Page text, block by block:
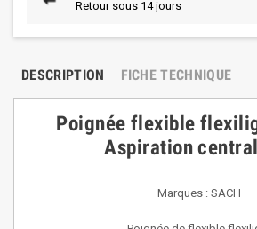
Retour sous 14 jours
DESCRIPTION FICHE TECHNIQUE
Poignée flexible
Aspiration
Marques : SACH